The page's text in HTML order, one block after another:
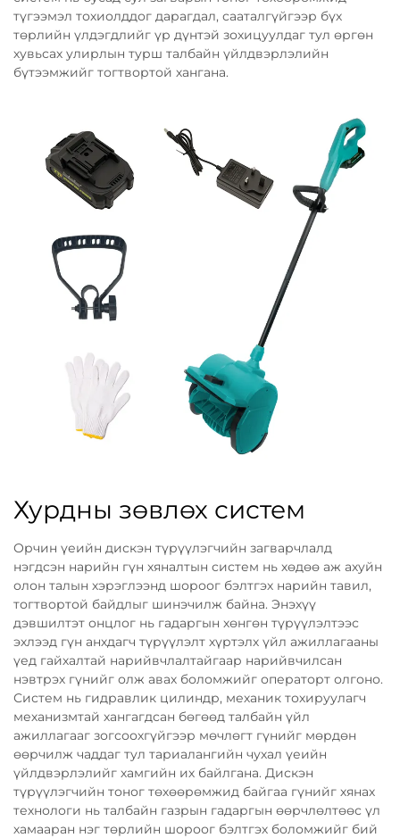
түгээмэл тохиолддог дарагдал, сааталгүйгээр бүх
төрлийн үлдэгдлийг үр дүнтэй зохицуулдаг тул өргөн
хувьсах улирлын турш талбайн үйлдвэрлэлийн
бүтээмжийг тогтвортой хангана.
Хурдны зөвлөх систем
Орчин үеийн дискэн түрүүлэгчийн загварчлалд
нэгдсэн нарийн гүн хяналтын систем нь хөдөө аж ахуйн
олон талын хэрэглээнд шороог бэлтгэх нарийн тавил,
тогтвортой байдлыг шинэчилж байна. Энэхүү
дэвшилтэт онцлог нь гадаргын хөнгөн түрүүлэлтээс
эхлээд гүн анхдагч түрүүлэлт хүртэлх үйл ажиллагааны
үед гайхалтай нарийвчлалтайгаар нарийвчилсан
нэвтрэх гүнийг олж авах боломжийг операторт олгоно.
Систем нь гидравлик цилиндр, механик тохируулагч
механизмтай хангагдсан бөгөөд талбайн үйл
ажиллагааг зогсоохгүйгээр мөчлөгт гүнийг мөрдөн
өөрчилж чаддаг тул тариалангийн чухал үеийн
үйлдвэрлэлийг хамгийн их байлгана. Дискэн
түрүүлэгчийн тоног төхөөрөмжид байгаа гүнийг хянах
технологи нь талбайн газрын гадаргын өөрчлөлтөөс үл
хамааран нэг төрлийн шороог бэлтгэх боломжийг бий